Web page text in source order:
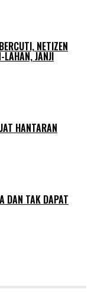
NETIZEN
JANJI
HANTARAN
DAN TAK DAPAT